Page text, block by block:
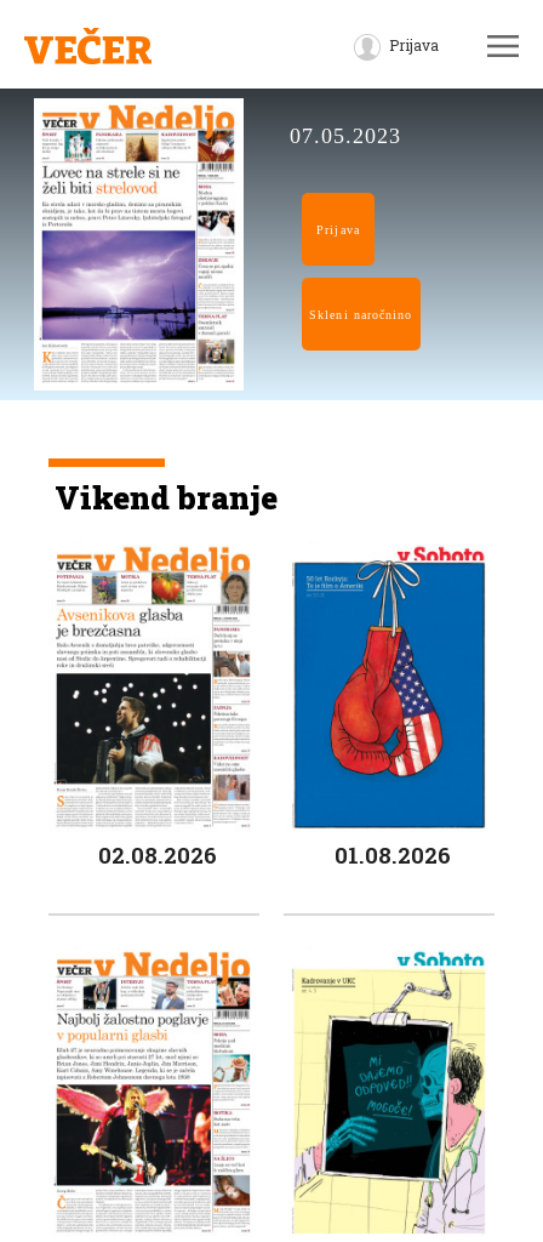
Prijava
07.05.2023
Prijava
Skleni naročnino
Vikend branje
02.08.2026 01.08.2026